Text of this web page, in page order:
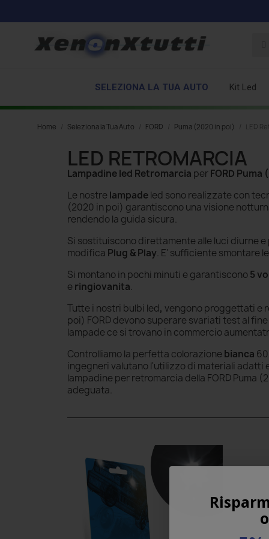
SELEZIONA LA TUA AUTO Kit Led
Home Seleziona la Tua Auto FORD Puma (2020 in poi) LED
LED RETROMARCIA
Lampadine led Retromarcia perFORD Puma
Le nostre lampadeled sono realizzate con
(2020 in poi) garantiscono una visione
rendendo la guida sicura.
Si sostituiscono direttamente alle luci diurne
modifica Plug & Play. E' sufficiente smontare
Si montano in pochi minuti e garantiscono5
e ringiovanita.
Tutte i nostri bulbi led, vengono proggettati e
poi) FORD devono superare svariati test al
lampade ce si trovano in commercio
Controlliamo la perfetta colorazione bianca
ingegneri valutano l'utilizzo di materiali adatti
lampadine per retromarcia della FORD Puma
adeguata.